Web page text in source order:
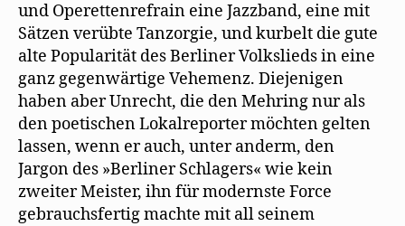
und Operettenrefrain eine Jazzband, eine mit
Sätzen verübte Tanzorgie, und kurbelt die gute
alte Popularität des Berliner Volkslieds in eine
ganz gegenwärtige Vehemenz. Diejenigen
haben aber Unrecht, die den Mehring nur als
den poetischen Lokalreporter möchten gelten
lassen, wenn er auch, unter anderm, den
Jargon des »Berliner Schlagers« wie kein
zweiter Meister, ihn für modernste Force
gebrauchsfertig machte mit all seinem